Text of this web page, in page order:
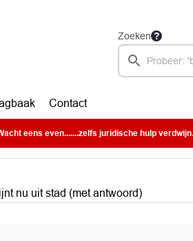
Zoeken
Contact
even.......zelfs juridische hulp verdwijnt nu uit stad (met antwoord)
nu uit stad (met antwoord)